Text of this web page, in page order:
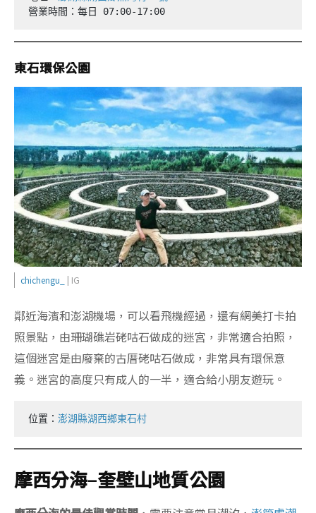
營業時間：每日 07:00-17:00
東石環保公園
chichengu_ | IG
鄰近海濱和澎湖機場，可以看飛機經過，還有網美打卡拍
照景點，由珊瑚礁岩硓咕石做成的迷宮，非常適合拍照，
這個迷宮是由廢棄的古厝硓咕石做成，非常具有環保意
義。迷宮的高度只有成人的一半，適合給小朋友遊玩。
位置： 澎湖縣湖西鄉東石村
摩西分海–奎壁山地質公園